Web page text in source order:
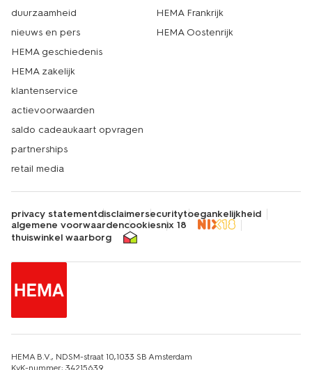
duurzaamheid
nieuws en pers
HEMA geschiedenis
HEMA zakelijk
klantenservice
actievoorwaarden
saldo cadeaukaart opvragen
partnerships
retail media
HEMA Frankrijk
HEMA Oostenrijk
privacy statementdisclaimersecuritytoegankelijkheid
algemene voorwaardencookiesnix 18
thuiswinkel waarborg
HEMA B.V., NDSM-straat 10,1033 SB Amsterdam
KvK-nummer: 34215639